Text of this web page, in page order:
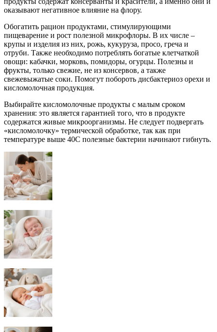
оказывают негативное влияние на флору.
Обогатить рацион продуктами, стимулирующими
пищеварение и рост полезной микрофлоры. В их числе –
крупы и изделия из них, рожь, кукуруза, просо, греча и
отруби. Также необходимо потреблять богатые клетчаткой
овощи: кабачки, морковь, помидоры, огурцы. Полезны и
фрукты, только свежие, не из консервов, а также
свежевыжатые соки. Помогут побороть дисбактериоз орехи и
кисломолочная продукция.
Выбирайте кисломолочные продукты с малым сроком
хранения: это является гарантией того, что в продукте
содержатся живые микроорганизмы. Не следует подвергать
«кисломолочку» термической обработке, так как при
температуре выше 40С полезные бактерии начинают гибнуть.